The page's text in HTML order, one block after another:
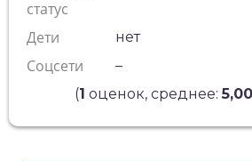
статус
Дети нет
Соцсети
–
(1 оценок, среднее:5,00